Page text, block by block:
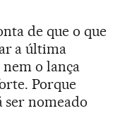
de que o que
a última
o lança
Porque
ser nomeado